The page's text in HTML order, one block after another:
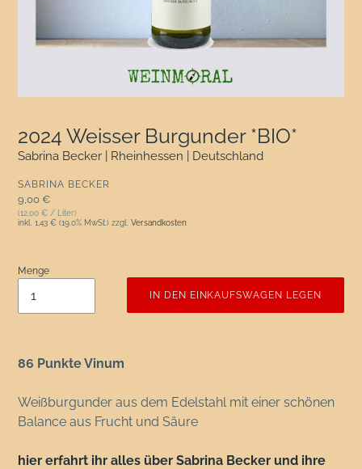
2024 Weisser Burgunder *BIO*
Sabrina Becker | Rheinhessen | Deutschland
VERKÄUFER
SABRINA BECKER
Normaler Preis
9,00 €
(12,00 € / Liter)
inkl. 1,43 € (19.0% MwSt.) zzgl. Versandkosten
Menge
IN DEN EINKAUFSWAGEN LEGEN
86 Punkte Vinum
Weißburgunder aus dem Edelstahl mit einer schönen
Balance aus Frucht und Säure
hier erfahrt ihr alles über Sabrina Becker und ihre